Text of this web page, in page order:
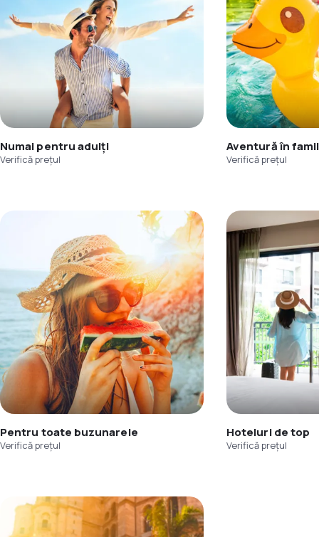
Numai pentru adulți
Verifică prețul
Aventură în
Verifică prețul
Pentru toate buzunarele
Verifică prețul
Hoteluri de top
Verifică prețul